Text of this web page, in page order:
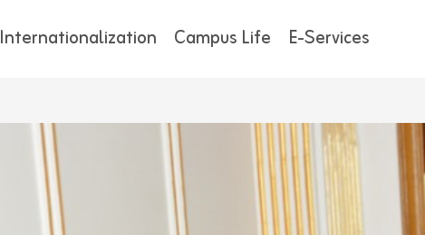
Internationalization Campus Life E-Services